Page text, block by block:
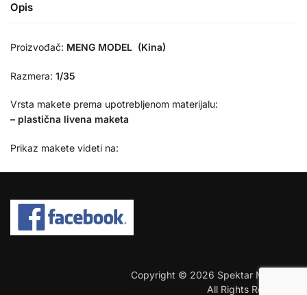
Opis
Proizvođač: MENG MODEL (Kina)
Razmera: 1/35
Vrsta makete prema upotrebljenom materijalu:
– plastična livena maketa
Prikaz makete videti na:
Copyright © 2026 Spektar MHobby.
All Rights Reserved.